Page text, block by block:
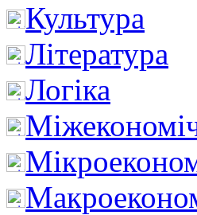
Культура
Література
Логіка